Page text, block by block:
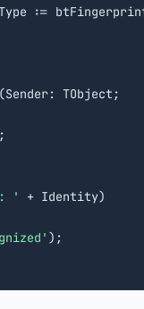
:=
TObject;
'
+ Identity)